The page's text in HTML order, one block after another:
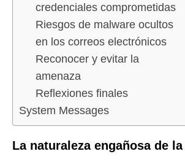
credenciales comprometidas
Riesgos de malware ocultos
en los correos electrónicos
Reconocer y evitar la
amenaza
Reflexiones finales
System Messages
La naturaleza engañosa de